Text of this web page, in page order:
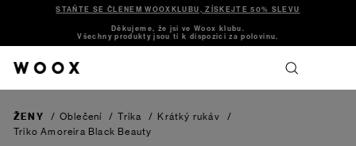
STAŇTE SE ČLENEM WOOXKLUBU, ZÍSKEJTE 50% SLEVU
Děkujeme, že jsi ve Woox klubu.
Všechny produkty jsou ti k dispozici za polovinu.
ŽENY / Oblečení / Trika / Krátký rukáv
/
Triko Amoreira Black Beauty